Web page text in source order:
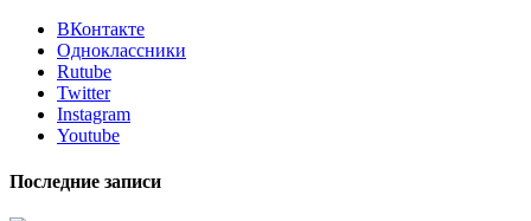
ВКонтакте
Одноклассники
Rutube
Twitter
Instagram
Youtube
Последние записи